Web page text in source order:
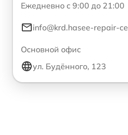
Ежедневно с 9:00 до 21:00
info@krd.hasee-repair-
Основной офис
ул. Будённого, 123